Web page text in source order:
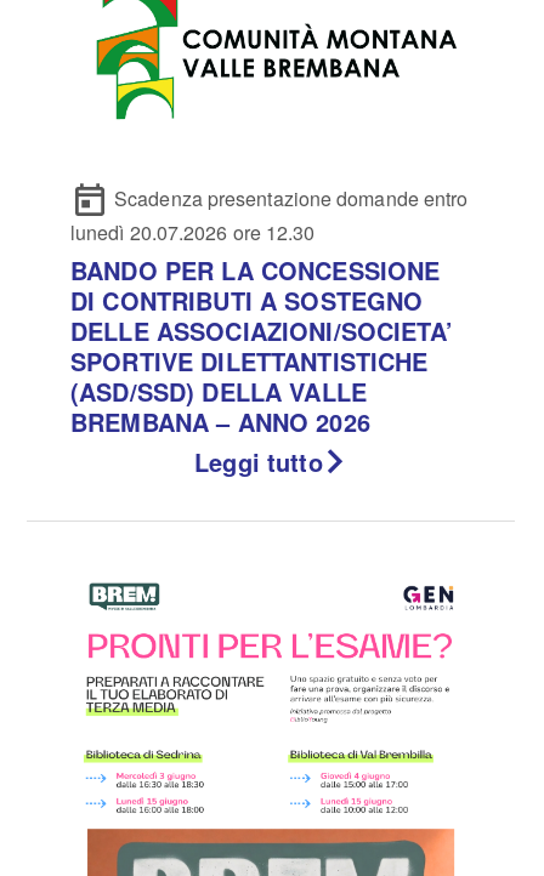
Scadenza presentazione domande entro
lunedì 20.07.2026 ore 12.30
BANDO PER LA CONCESSIONE
DI CONTRIBUTI A SOSTEGNO
DELLE ASSOCIAZIONI/SOCIETA’
SPORTIVE DILETTANTISTICHE
(ASD/SSD) DELLA VALLE
BREMBANA – ANNO 2026
Leggi tutto